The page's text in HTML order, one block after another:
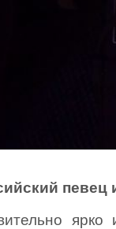
певец
ярко